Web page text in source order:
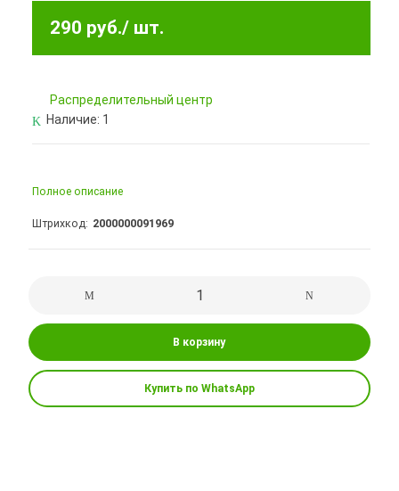
290 руб./ шт.
Pаспределительный центр
Наличие: 1
Полное описание
Штрихкод 2000000091969
В корзину
Купить по WhatsApp